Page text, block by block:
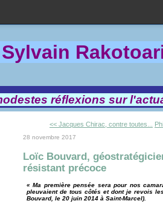
Rakotoa
réflexions sur
<< Jacques Chirac, contre toutes...
28 novembre 2017
Loïc Bouvard,
résistant précoce
« Ma première pensée sera pour nos
pleuvaient de tous côtés et dont je revois
Bouvard, le 20 juin 2014 à Saint-Marcel).